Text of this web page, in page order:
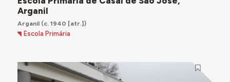
Arganil
Arganil(c. 1940 [atr.])
Escola Primária